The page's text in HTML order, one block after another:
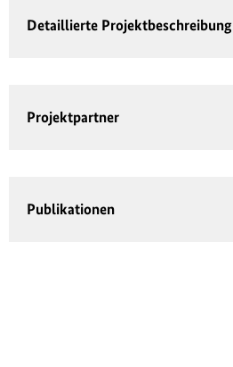
Detaillierte Projektbeschreibung
Projektpartner
Publikationen